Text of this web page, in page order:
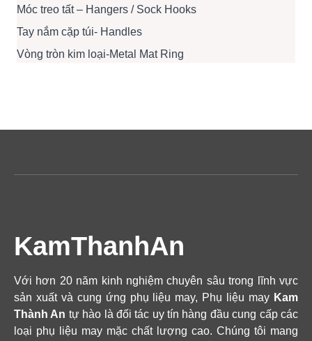
Móc treo tất – Hangers / Sock Hooks
Tay nắm cặp túi- Handles
Vòng tròn kim loại-Metal Mat Ring
KamThanhAn
Với hơn 20 năm kinh nghiệm chuyên sâu trong lĩnh vực
sản xuất và cung ứng phụ liệu may, Phụ liệu may Kam
Thành An tự hào là đối tác uy tín hàng đầu cung cấp các
loại phụ liệu may mặc chất lượng cao. Chúng tôi mang